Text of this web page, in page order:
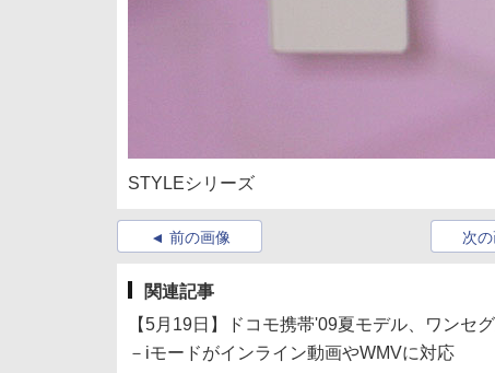
STYLEシリーズ
前の画像 次
関連記事
【5月19日】ドコモ携帯'09夏モデル、ワンセ
－iモードがインライン動画やWMVに対応